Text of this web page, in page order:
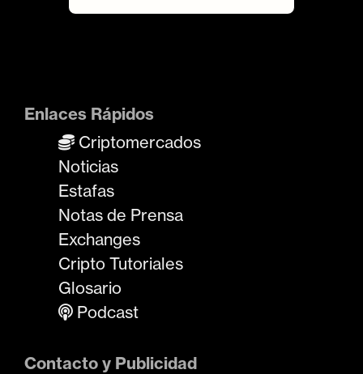
Enlaces Rápidos
Criptomercados
Noticias
Estafas
Notas de Prensa
Exchanges
Cripto Tutoriales
Glosario
Podcast
Contacto y Publicidad